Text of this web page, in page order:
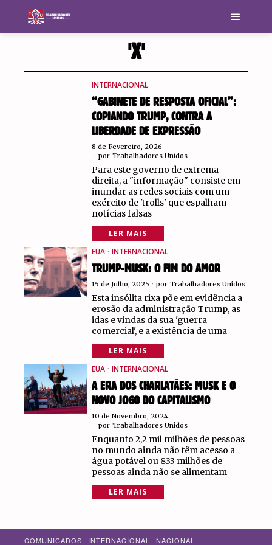
'X'
INTERNACIONAL
“GABINETE DE RESPOSTA OFICIAL”:
COPIANDO TRUMP, CONTRA A
LIBERDADE DE EXPRESSÃO
8 de Fevereiro, 2026
por Trabalhadores Unidos
Para este governo de extrema
direita, a "informação" consiste em
inundar as redes sociais com um
exército de 'trolls' que espalham
notícias falsas
LER MAIS
EUA · INTERNACIONAL
TRUMP-MUSK: O FIM DO AMOR
15 de Julho, 2025 por Trabalhadores Unidos
Esta insólita rixa põe em evidência a
erosão da administração Trump, as
idas e vindas da sua 'guerra
comercial', e a existência de uma
LER MAIS
EUA · INTERNACIONAL
A ERA DOS CHARLATÃES: MUSK E O
NOVO JOGO DO CAPITALISMO
10 de Novembro, 2024
por Trabalhadores Unidos
Enquanto 2,2 mil milhões de pessoas
no mundo ainda não têm acesso a
água potável ou 833 milhões de
pessoas ainda não se alimentam
LER MAIS
COMUNICADOS INTERNACIONAL NACIONAL